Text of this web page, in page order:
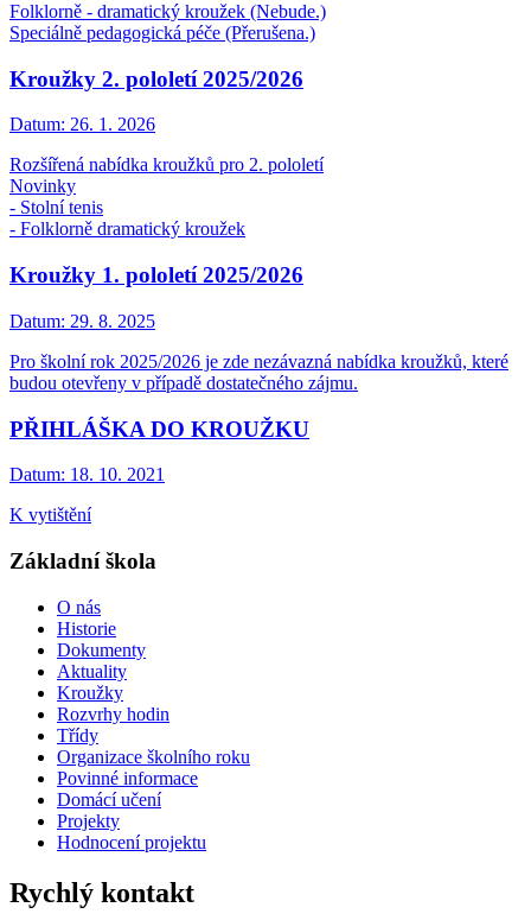
Folklorně - dramatický kroužek (Nebude.)
Speciálně pedagogická péče (Přerušena.)
Kroužky 2. pololetí 2025/2026
Datum: 26. 1. 2026
Rozšířená nabídka kroužků pro 2. pololetí
Novinky
- Stolní tenis
- Folklorně dramatický kroužek
Kroužky 1. pololetí 2025/2026
Datum: 29. 8. 2025
Pro školní rok 2025/2026 je zde nezávazná nabídka kroužků, které
budou otevřeny v případě dostatečného zájmu.
PŘIHLÁŠKA DO KROUŽKU
Datum: 18. 10. 2021
K vytištění
Základní škola
O nás
Historie
Dokumenty
Aktuality
Kroužky
Rozvrhy hodin
Třídy
Organizace školního roku
Povinné informace
Domácí učení
Projekty
Hodnocení projektu
Rychlý kontakt